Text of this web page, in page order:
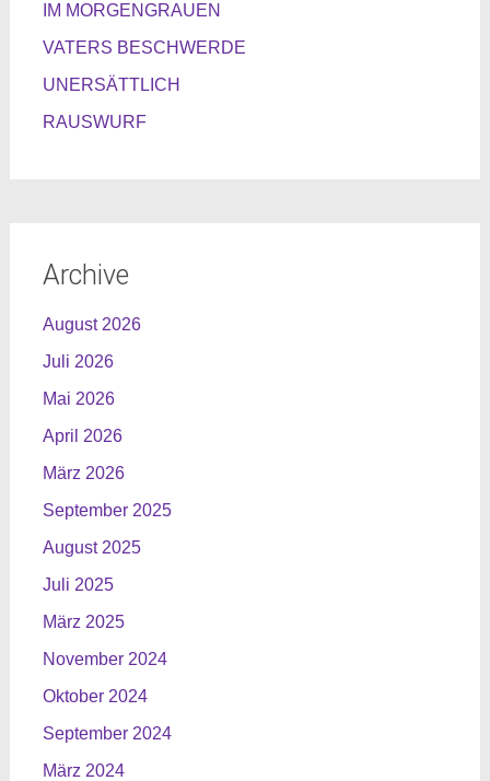
IM MORGENGRAUEN
VATERS BESCHWERDE
UNERSÄTTLICH
RAUSWURF
Archive
August 2026
Juli 2026
Mai 2026
April 2026
März 2026
September 2025
August 2025
Juli 2025
März 2025
November 2024
Oktober 2024
September 2024
März 2024